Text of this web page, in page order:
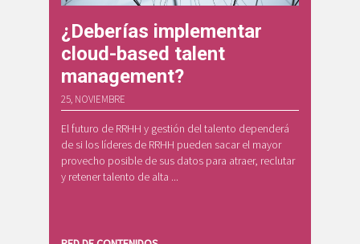
¿Deberías implementar
cloud-based talent
management?
25, NOVIEMBRE
El futuro de RRHH y gestión del talento dependerá
de si los líderes de RRHH pueden sacar el mayor
provecho posible de sus datos para atraer, reclutar
y retener talento de alta ...